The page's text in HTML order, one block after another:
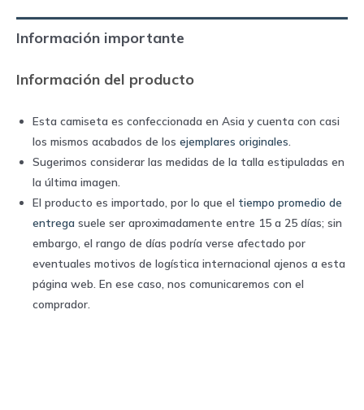
|
Adidas
Información importante
Información del producto
Esta camiseta es confeccionada en Asia y cuenta con casi
los mismos acabados de los ejemplares originales.
Sugerimos considerar las medidas de la talla estipuladas en
la última imagen.
El producto es importado, por lo que el tiempo promedio de
entrega suele ser aproximadamente entre 15 a 25 días; sin
embargo, el rango de días podría verse afectado por
eventuales motivos de logística internacional ajenos a esta
página web. En ese caso, nos comunicaremos con el
comprador.